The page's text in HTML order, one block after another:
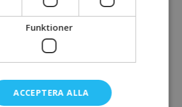
hjärnskada lätt
med, säger Johan.
rehab har stort fokus i
inläggen. Gruppen har
spelat minigolf,spelat
testat att cyklaihop. Det är
Funktioner
ACCEPTERA ALLA